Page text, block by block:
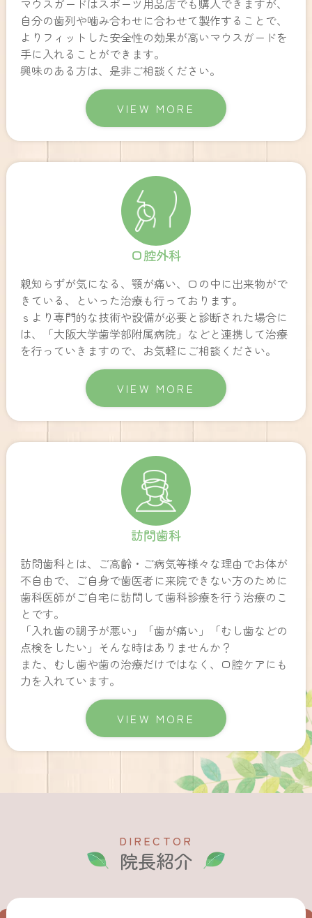
マウスガードはスポーツ用品店でも購入できますが、
自分の歯列や噛み合わせに合わせて製作することで、
よりフィットした安全性の効果が高いマウスガードを
手に入れることができます。
興味のある方は、是非ご相談ください。
VIEW MORE
口腔外科
親知らずが気になる、顎が痛い、口の中に出来物がで
きている、といった治療も行っております。
ｓより専門的な技術や設備が必要と診断された場合に
は、「大阪大学歯学部附属病院」などと連携して治療
を行っていきますので、お気軽にご相談ください。
VIEW MORE
訪問歯科
訪問歯科とは、ご高齢・ご病気等様々な理由でお体が
不自由で、ご自身で歯医者に来院できない方のために
歯科医師がご自宅に訪問して歯科診療を行う治療のこ
とです。
「入れ歯の調子が悪い」「歯が痛い」「むし歯などの
点検をしたい」そんな時はありませんか？
また、むし歯や歯の治療だけではなく、口腔ケアにも
力を入れています。
VIEW MORE
D I R EC TO R
院長紹介